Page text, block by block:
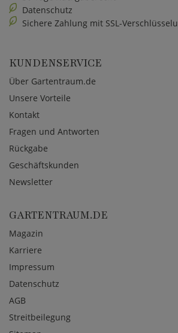
Datenschutz
Sichere Zahlung mit SSL-
KUNDENSERVICE
Über Gartentraum.de
Unsere Vorteile
Kontakt
Fragen und Antworten
Rückgabe
Geschäftskunden
Newsletter
GARTENTRAUM.DE
Magazin
Karriere
Impressum
Datenschutz
AGB
Streitbeilegung